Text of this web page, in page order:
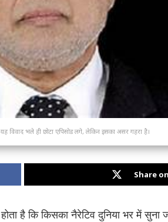
विवाद भले ही छोटा एपिसोड लगे, लेकिन इसका असर गहरा है।
Share
है कि किसका नैरेटिव दुनिया भर में सुना